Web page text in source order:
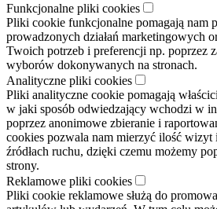
Funkcjonalne pliki cookies
Pliki cookie funkcjonalne pomagają nam
prowadzonych działań marketingowych
Twoich potrzeb i preferencji np. poprzez
wyborów dokonywanych na stronach.
Analityczne pliki cookies
Pliki analityczne cookie pomagają
w jaki sposób odwiedzający wchodzi w
poprzez anonimowe zbieranie i
cookies pozwala nam mierzyć ilość wizyt
źródłach ruchu, dzięki czemu możemy
strony.
Reklamowe pliki cookies
Pliki cookie reklamowe służą do